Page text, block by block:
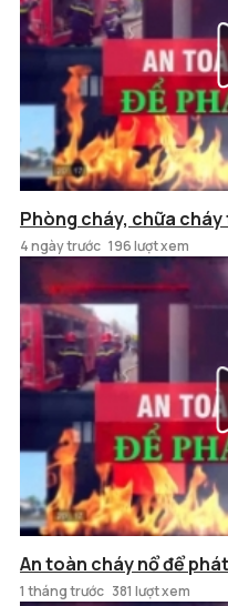
Phòng cháy, chữa
4 ngày trước 196 lượt xem
An toàn cháy nổ để
1 tháng trước 381 lượt xem